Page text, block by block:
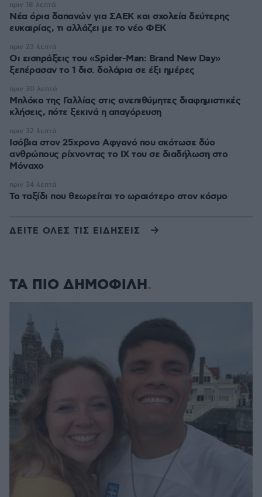
Νέα όρια δαπανών για ΣΑΕΚ και σχολεία δεύτερης
ευκαιρίας, τι αλλάζει με το νέο ΦΕΚ
πριν 18 λεπτά
Οι εισπράξεις του «Spider-Man: Brand New Day»
ξεπέρασαν το 1 δισ. δολάρια σε έξι ημέρες
πριν 23 λεπτά
Μπλόκο της Γαλλίας στις ανεπιθύμητες διαφημιστικές
κλήσεις, πότε ξεκινά η απαγόρευση
πριν 30 λεπτά
Ισόβια στον 25χρονο Αφγανό που σκότωσε δύο
ανθρώπους ρίχνοντας το ΙΧ του σε διαδήλωση στο
Μόναχο
πριν 32 λεπτά
Το ταξίδι που θεωρείται το ωραιότερο στον κόσμο
πριν 34 λεπτά
ΔΕΙΤΕ ΟΛΕΣ ΤΙΣ ΕΙΔΗΣΕΙΣ
ΤΑ ΠΙΟ ΔΗΜΟΦΙΛΗ